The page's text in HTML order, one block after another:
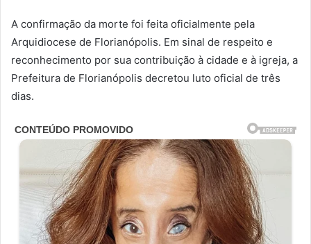
A confirmação da morte foi feita oficialmente pela
Arquidiocese de Florianópolis. Em sinal de respeito e
reconhecimento por sua contribuição à cidade e à igreja, a
Prefeitura de Florianópolis decretou luto oficial de três
dias.